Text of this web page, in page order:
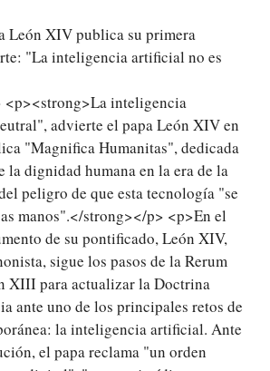
León XIV publica su primera
"La inteligencia artificial no es
inteligencia
advierte el papa León XIV en
"Magnifica Humanitas", dedicada
la dignidad humana en la era de la
peligro de que esta tecnología "se
manos".</strong></p> <p>En el
de su pontificado, León XIV,
sigue los pasos de la Rerum
XIII para actualizar la Doctrina
ante uno de los principales retos de
la inteligencia artificial. Ante
el papa reclama "un orden